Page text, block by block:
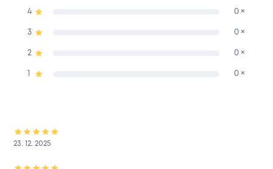
4 0 ×
3 0 ×
2 0 ×
0 ×
23. 12. 2025